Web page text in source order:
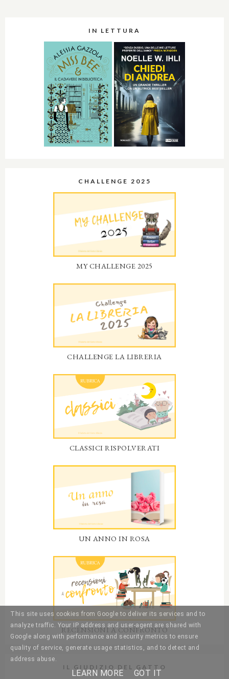
IN LETTURA
CHALLENGE 2025
MY CHALLENGE 2025
CHALLENGE LA LIBRERIA
CLASSICI RISPOLVERATI
UN ANNO IN ROSA
RECENSIONI A CONFRONTO
IL GIUDIZIO DEL GATTO
This site uses cookies from Google to deliver its services and to
analyze traffic. Your IP address and user-agent are shared with
Google along with performance and security metrics to ensure
quality of service, generate usage statistics, and to detect and
address abuse.
LEARN MORE GOT IT